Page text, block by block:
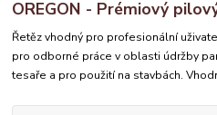
OREGON - Prémiový
Řetěz vhodný pro profesionální
pro odborné práce v oblasti údržby
tesaře a pro použití na stavbách.